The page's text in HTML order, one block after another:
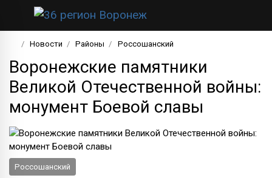
Новости Районы Россошанский
Воронежские памятники
Великой Отечественной войны:
монумент Боевой славы
Россошанский